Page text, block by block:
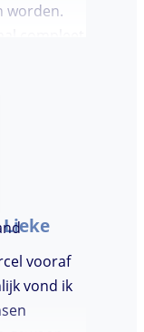
worden.
compleet
vooraf
vond ik